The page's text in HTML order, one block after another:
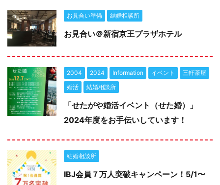
お見合い準備 結婚相談所
お見合い＠新宿京王プラザホテル
2004 2024 Information イベント
三軒茶屋
婚活
結婚相談所
「せたがや婚活イベント（せた婚）」
2024年度をお手伝いしています！
結婚相談所
IBJ会員７万人突破キャンペーン！5/1〜